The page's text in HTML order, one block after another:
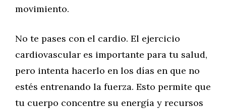
movimiento.
No te pases con el cardio. El ejercicio
cardiovascular es importante para tu salud,
pero intenta hacerlo en los días en que no
estés entrenando la fuerza. Esto permite que
tu cuerpo concentre su energía y recursos